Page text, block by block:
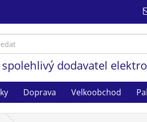
spolehlivý dodavatel
Doprava Velkoobchod